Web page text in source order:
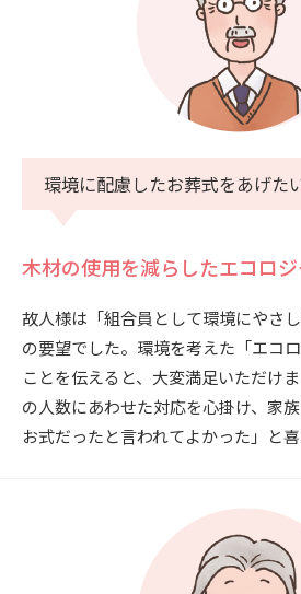
環境に配慮したお葬式をあげた
木材の使用を減らしたエコロ
故人様は「組合員として環境にやさ
の要望でした。環境を考えた「エコ
ことを伝えると、大変満足いただけ
の人数にあわせた対応を心掛け、家
お式だったと言われてよかった」と